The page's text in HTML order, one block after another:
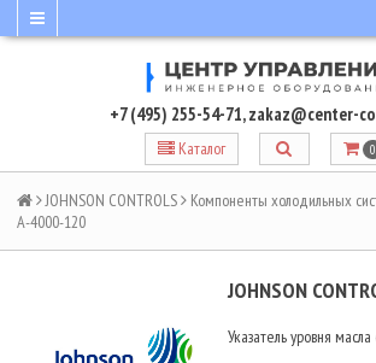
+7 (495) 255-54-71,zakaz@center-
Каталог 0
JOHNSON CONTROLS Компоненты холодильных
A-4000-120
JOHNSON
Указатель уровня